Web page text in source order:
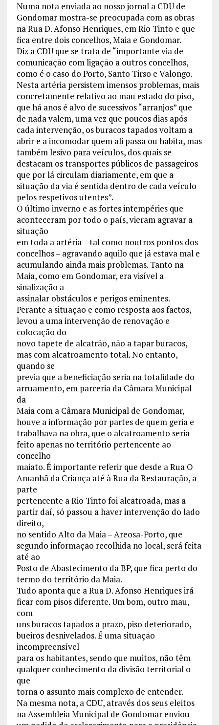
Numa nota enviada ao nosso jornal a CDU de
Gondomar mostra-se preocupada com as obras
na Rua D. Afonso Henriques, em Rio Tinto e que
fica entre dois concelhos, Maia e Gondomar.
Diz a CDU que se trata de “importante via de
comunicação com ligação a outros concelhos,
como é o caso do Porto, Santo Tirso e Valongo.
Nesta artéria persistem imensos problemas, mais
concretamente relativo ao mau estado do piso,
que há anos é alvo de sucessivos “arranjos” que
de nada valem, uma vez que poucos dias após
cada intervenção, os buracos tapados voltam a
abrir e a incomodar quem ali passa ou habita, mas
também lesivo para veículos, dos quais se
destacam os transportes públicos de passageiros
que por lá circulam diariamente, em que a
situação da via é sentida dentro de cada veículo
pelos respetivos utentes”.
O último inverno e as fortes intempéries que
aconteceram por todo o país, vieram agravar a
situação
em toda a artéria – tal como noutros pontos dos
concelhos – agravando aquilo que já estava mal e
acumulando ainda mais problemas. Tanto na
Maia, como em Gondomar, era visível a
sinalização a
assinalar obstáculos e perigos eminentes.
Perante a situação e como resposta aos factos,
levou a uma intervenção de renovação e
colocação do
novo tapete de alcatrão, não a tapar buracos,
mas com alcatroamento total. No entanto,
quando se
previa que a beneficiação seria na totalidade do
arruamento, em parceria da Câmara Municipal
da
Maia com a Câmara Municipal de Gondomar,
houve a informação por partes de quem geria e
trabalhava na obra, que o alcatroamento seria
feito apenas no território pertencente ao
concelho
maiato. É importante referir que desde a Rua O
Amanhã da Criança até à Rua da Restauração, a
parte
pertencente a Rio Tinto foi alcatroada, mas a
partir daí, só passou a haver intervenção do lado
direito,
no sentido Alto da Maia – Areosa-Porto, que
segundo informação recolhida no local, será feita
até ao
Posto de Abastecimento da BP, que fica perto do
termo do território da Maia.
Tudo aponta que a Rua D. Afonso Henriques irá
ficar com pisos diferente. Um bom, outro mau,
com
uns buracos tapados a prazo, piso deteriorado,
bueiros desnivelados. É uma situação
incompreensível
para os habitantes, sendo que muitos, não têm
qualquer conhecimento da divisão territorial o
que
torna o assunto mais complexo de entender.
Na mesma nota, a CDU, através dos seus eleitos
na Assembleia Municipal de Gondomar enviou